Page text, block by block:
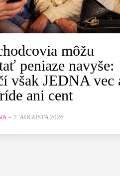
môžu
peniaze navyše:
však JEDNA vec
ani cent
- 7. AUGUSTA 2026